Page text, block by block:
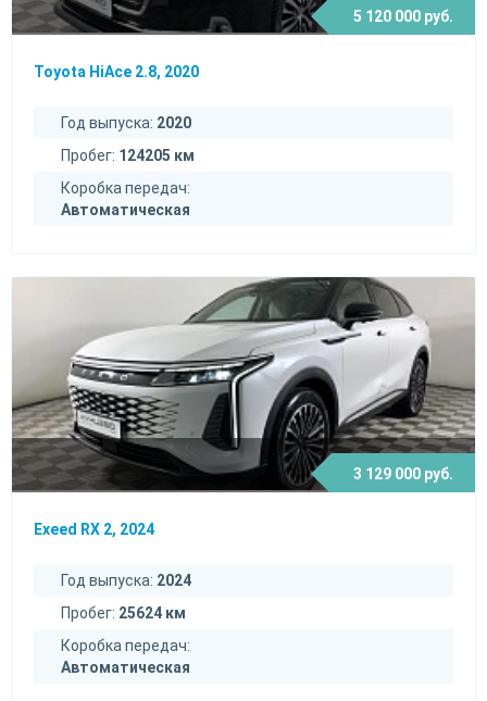
5 120 000 руб.
Toyota HiAce 2.8, 2020
Год выпуска: 2020
Пробег: 124205 км
Коробка передач:
Автоматическая
3 129 000 руб.
Exeed RX 2, 2024
Год выпуска: 2024
Пробег: 25624 км
Коробка передач:
Автоматическая